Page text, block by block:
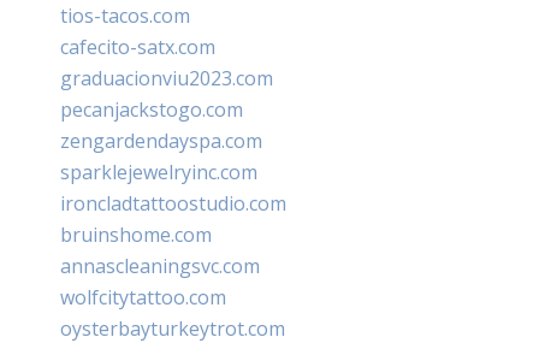
tios-tacos.com
cafecito-satx.com
graduacionviu2023.com
pecanjackstogo.com
zengardendayspa.com
sparklejewelryinc.com
ironcladtattoostudio.com
bruinshome.com
annascleaningsvc.com
wolfcitytattoo.com
oysterbayturkeytrot.com